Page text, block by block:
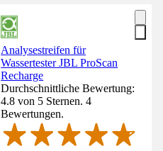
Analysestreifen für
Wassertester JBL ProScan
Recharge
Durchschnittliche Bewertung:
4.8 von 5 Sternen. 4
Bewertungen.